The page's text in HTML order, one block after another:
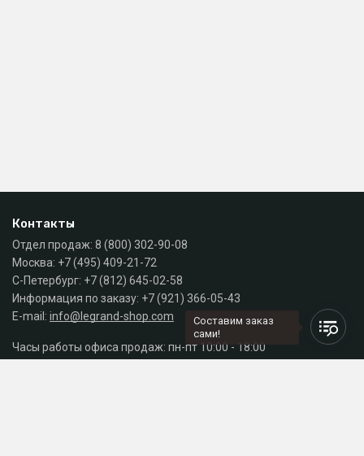
Контакты
Отдел продаж: 8 (800) 302-90-08
Москва: +7 (495) 409-21-72
С-Петербург: +7 (812) 645-02-58
Информация по заказу: +7 (921) 366-05-43
E-mail: info@legrand-shop.com
Часы работы офиса продаж: пн-пт 10:00 - 18:00
Составим заказ
сами!